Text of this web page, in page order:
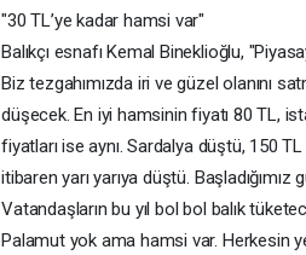
"30 TL’ye kadar hamsi var"
Balıkçı esnafı Kemal Bineklioğlu,
Biz tezgahımızda iri ve güzel olanını
düşecek. En iyi hamsinin fiyatı 80 TL,
fiyatları ise aynı. Sardalya düştü, 150
itibaren yarı yarıya düştü.
Vatandaşların bu yıl bol bol balık
Palamut yok ama hamsi var. Herkesin